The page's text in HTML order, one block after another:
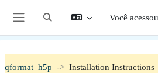
Ir para o conteúdo principal
Painel lateral
Alternar entrada de pesquisa
Você
qformat_h5p Installation Instructions